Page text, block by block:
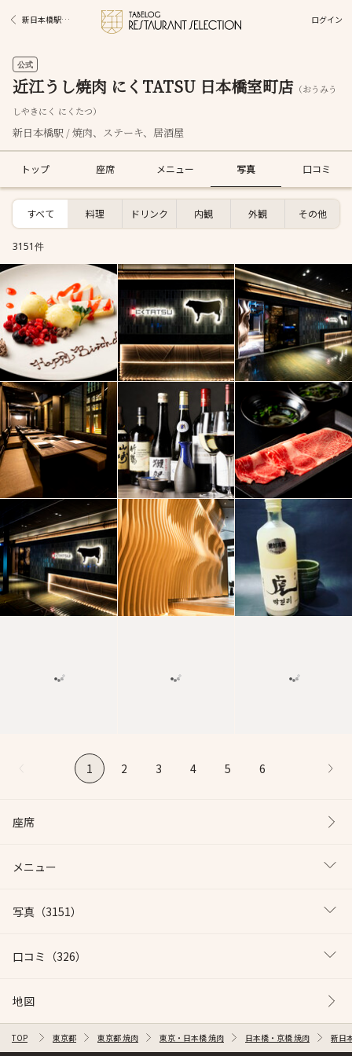
新日本橋駅グルメ ログイン
公式
近江うし焼肉 にくTATSU 日本橋室町店 （おうみう
しやきにく にくたつ）
新日本橋駅 / 焼肉、ステーキ、居酒屋
トップ 座席 メニュー 写真 口コミ
すべて 料理 ドリンク 内観 外観 その他
3151件
1 2 3 4 5 6
座席
メニュー
写真 （3151）
口コミ （326）
地図
TOP 東京都 東京都 焼肉 東京・日本橋 焼肉 日本橋・京橋 焼肉 新日